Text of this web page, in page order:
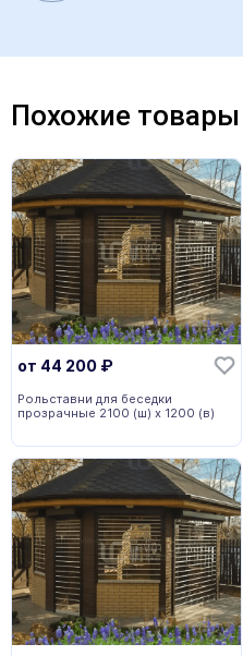
Похожие товары
от 44 200 ₽
Рольставни для беседки
прозрачные 2100 (ш) х 1200 (в)